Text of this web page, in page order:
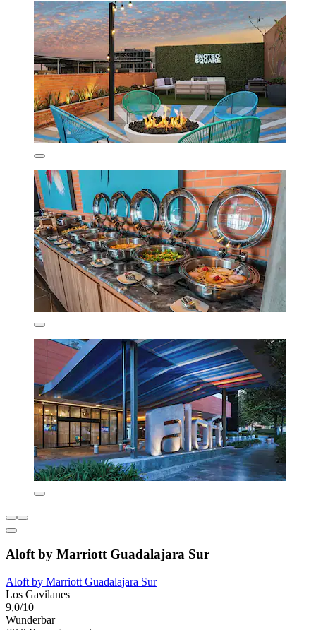
Aloft by Marriott Guadalajara Sur
Aloft by Marriott Guadalajara Sur
Los Gavilanes
9,0/10
Wunderbar